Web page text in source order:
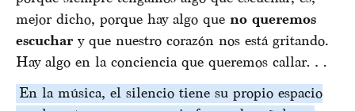
mejor dicho, porque hay algo que no queremos
escuchar y que nuestro corazón nos está gritando.
Hay algo en la conciencia que queremos callar…
En la música, el silencio tiene su propio espacio